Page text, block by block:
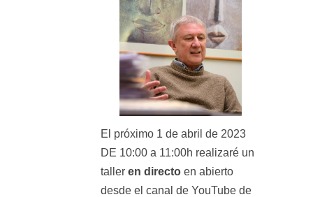
El próximo 1 de abril de 2023
DE 10:00 a 11:00h realizaré un
taller en directo en abierto
desde el canal de YouTube de